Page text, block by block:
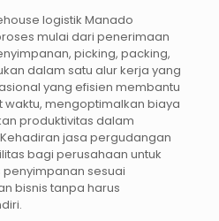
logistik Manado
mulai dari penerimaan
picking, packing,
dalam satu alur kerja yang
yang efisien membantu
mengoptimalkan biaya
produktivitas dalam
jasa pergudangan
bagi perusahaan untuk
sesuai
bisnis tanpa harus